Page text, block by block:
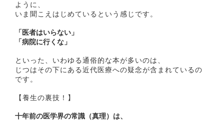
ように、
いま聞こえはじめているという感じです。
「医者はいらない」
「病院に行くな」
といった、いわゆる通俗的な本が多いのは、
じつはその下にある近代医療への疑念が含まれているの
です。
【養生の裏技！】
十年前の医学界の常識（真理）は、